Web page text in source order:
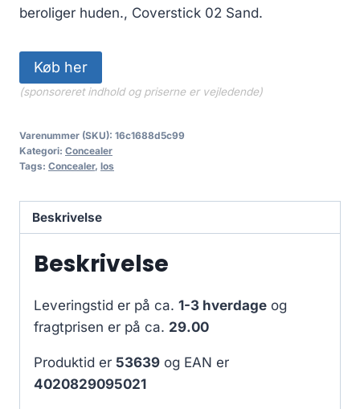
beroliger huden., Coverstick 02 Sand.
Køb her
(sponsoreret indhold og priserne er vejledende)
Varenummer (SKU): 16c1688d5c99
Kategori: Concealer
Tags: Concealer, los
Beskrivelse
Beskrivelse
Leveringstid er på ca. 1-3 hverdage og
fragtprisen er på ca. 29.00
Produktid er 53639 og EAN er
4020829095021